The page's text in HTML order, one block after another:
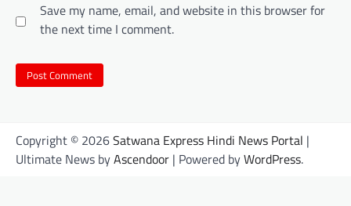
Save my name, email, and website in this browser for
the next time I comment.
Copyright © 2026Satwana Express Hindi News Portal |
Ultimate News byAscendoor | Powered byWordPress.